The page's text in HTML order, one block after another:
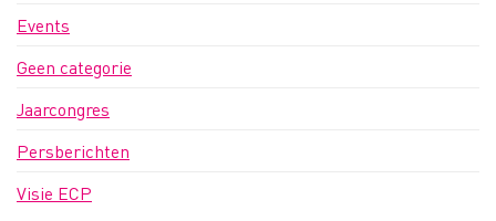
Events
Geen categorie
Jaarcongres
Persberichten
Visie ECP